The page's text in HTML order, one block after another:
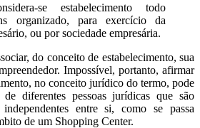
se estabelecimento todo
organizado, para exercício da
ou por sociedade empresária.
do conceito de estabelecimento, sua
Impossível, portanto, afirmar
no conceito jurídico do termo, pode
diferentes pessoas jurídicas que são
entre si, como se passa
de um Shopping Center.